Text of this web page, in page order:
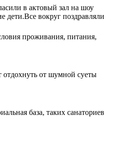
в актовый зал на шоу
вокруг поздравляли
проживания, питания,
отдохнуть от шумной суеты
база, таких санаториев